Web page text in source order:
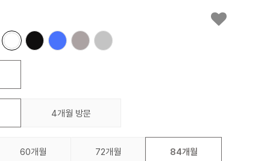
4개월 방문
60개월 72개월 84개월